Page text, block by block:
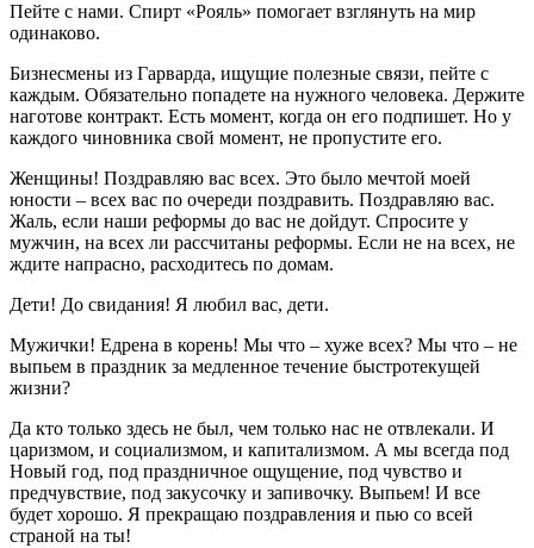
Пейте с нами. Спирт «Рояль» помогает взглянуть на мир
одинаково.
Бизнесмены из Гарварда, ищущие полезные связи, пейте с
каждым. Обязательно попадете на нужного человека. Держите
наготове контракт. Есть момент, когда он его подпишет. Но у
каждого чиновника свой момент, не пропустите его.
Женщины! Поздравляю вас всех. Это было мечтой моей
юности – всех вас по очереди поздравить. Поздравляю вас.
Жаль, если наши реформы до вас не дойдут. Спросите у
мужчин, на всех ли рассчитаны реформы. Если не на всех, не
ждите напрасно, расходитесь по домам.
Дети! До свидания! Я любил вас, дети.
Мужички! Едрена в корень! Мы что – хуже всех? Мы что – не
выпьем в праздник за медленное течение быстротекущей
жизни?
Да кто только здесь не был, чем только нас не отвлекали. И
царизмом, и социализмом, и капитализмом. А мы всегда под
Новый год, под праздничное ощущение, под чувство и
предчувствие, под закусочку и запивочку. Выпьем! И все
будет хорошо. Я прекращаю поздравления и пью со всей
страной на ты!